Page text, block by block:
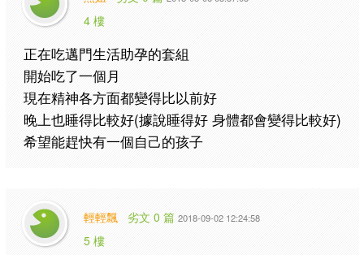
4 樓
正在吃邁門生活助孕的套組
開始吃了一個月
現在精神各方面都變得比以前好
晚上也睡得比較好(據說睡得好 身體都會變得比較好)
希望能趕快有一個自己的孩子
輕輕飄 劣文 0 篇 2018-09-02 12:24:58
5 樓